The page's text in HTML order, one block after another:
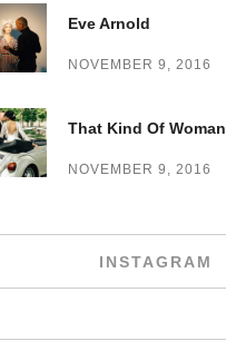
Eve Arnold
NOVEMBER 9, 2016
That Kind Of Woman
NOVEMBER 9, 2016
INSTAGRAM